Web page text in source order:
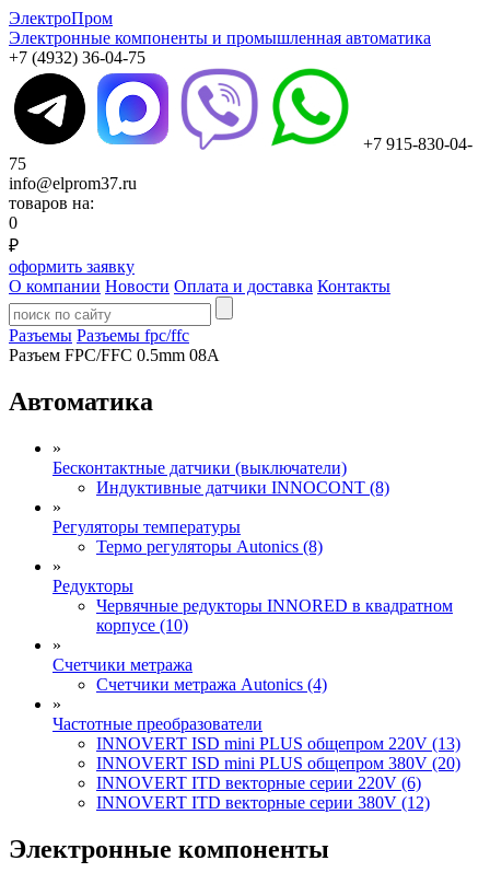
ЭлектроПром
Электронные компоненты и промышленная автоматика
+7 (4932) 36-04-75
+7 915-830-04-
75
info@elprom37.ru
товаров на:
0
₽
оформить заявку
О компании Новости Оплата и доставка Контакты
Разъемы Разъемы fpc/ffc
Разъем FPC/FFC 0.5mm 08A
Автоматика
»
Бесконтактные датчики (выключатели)
Индуктивные датчики INNOCONT (8)
»
Регуляторы температуры
Термо регуляторы Autonics (8)
»
Редукторы
Червячные редукторы INNORED в квадратном
корпусе (10)
»
Счетчики метража
Счетчики метража Autonics (4)
»
Частотные преобразователи
INNOVERT ISD mini PLUS общепром 220V (13)
INNOVERT ISD mini PLUS общепром 380V (20)
INNOVERT ITD векторные серии 220V (6)
INNOVERT ITD векторные серии 380V (12)
Электронные компоненты